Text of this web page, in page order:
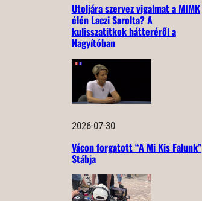
Utoljára szervez vigalmat a MIMK
élén Laczi Sarolta? A
kulisszatitkok hátteréről a
Nagyítóban
2026-07-30
Vácon forgatott “A Mi Kis Falunk”
Stábja